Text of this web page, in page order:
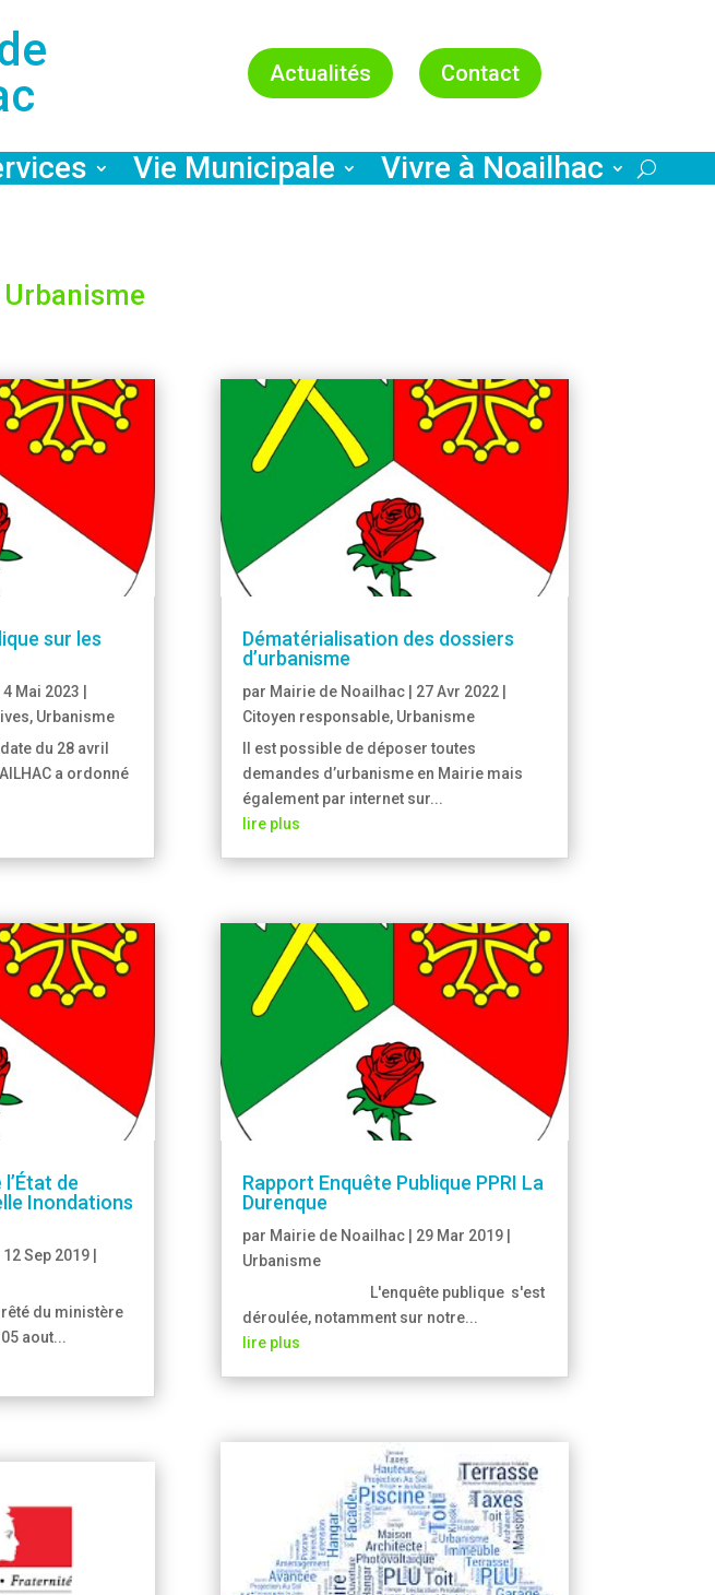
Actualités Contact
Vie Municipale Vivre à Noailhac
Urbanisme
sur les
4 Mai 2023
, Urbanisme
du 28 avril
a ordonné
de
Inondations
12 Sep 2019|
ministère
aout...
Dématérialisation des dossiers
d’urbanisme
par Mairie de Noailhac| 27 Avr 2022|
Citoyen responsable, Urbanisme
Il est possible de déposer toutes
demandes d’urbanisme en Mairie mais
également par internet sur...
lire plus
Rapport Enquête Publique PPRI La
Durenque
par Mairie de Noailhac| 29 Mar 2019|
Urbanisme
L'enquête publique s'est
déroulée, notamment sur notre...
lire plus